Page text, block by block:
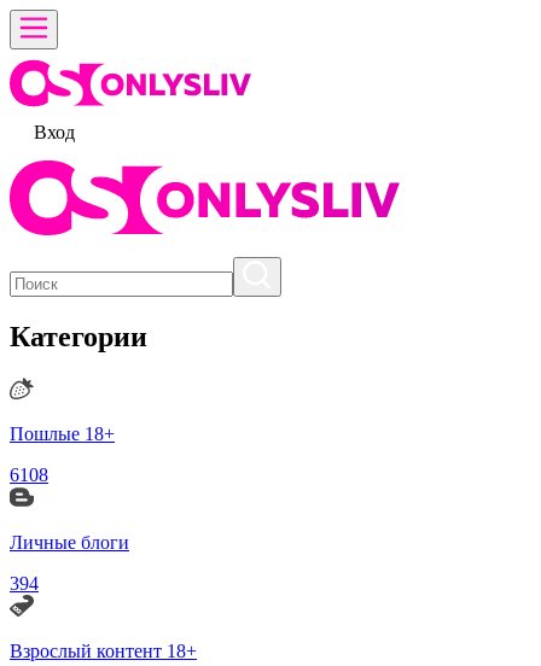
Вход
Категории
Пошлые 18+
6108
Личные блоги
394
Взрослый контент 18+